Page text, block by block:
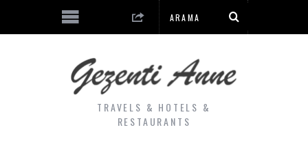
TRAVELS & HOTELS &
RESTAURANTS